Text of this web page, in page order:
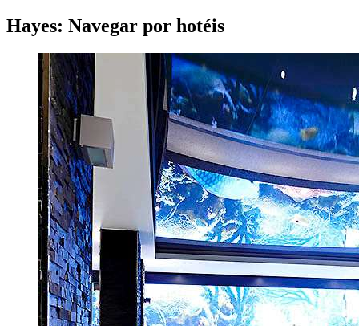
Hayes: Navegar por hotéis